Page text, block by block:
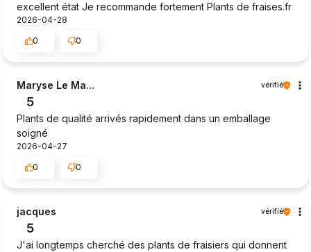
excellent état Je recommande fortement Plants de fraises.fr
2026-04-28
0
0
Maryse Le Ma... vérifié
5
Plants de qualité arrivés rapidement dans un emballage
soigné
2026-04-27
0
0
jacques vérifié
5
J'ai longtemps cherché des plants de fraisiers qui donnent